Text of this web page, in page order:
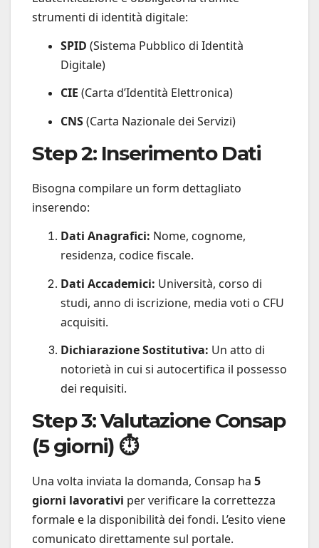
strumenti di identità digitale:
SPID (Sistema Pubblico di Identità
Digitale)
CIE (Carta d’Identità Elettronica)
CNS(Carta Nazionale dei Servizi)
Step 2: Inserimento Dati
Bisogna compilare un form dettagliato
inserendo:
Dati Anagrafici: Nome, cognome,
residenza, codice fiscale.
Dati Accademici: Università, corso di
studi, anno di iscrizione, media voti o CFU
acquisiti.
Dichiarazione Sostitutiva: Un atto di
notorietà in cui si autocertifica il possesso
dei requisiti.
Step 3: Valutazione Consap
(5 giorni) ⏱️
Una volta inviata la domanda, Consap ha 5
giorni lavorativi per verificare la correttezza
formale e la disponibilità dei fondi. L’esito viene
comunicato direttamente sul portale.